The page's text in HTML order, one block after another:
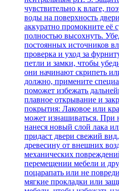
чувствительно к влаге,
воды на поверхность
аккуратно промокните её
полностью высохнуть.
постоянных источников
проверка и уход за
петли и замки, чтобы
они начинают скрипеть
должно, примените
поможет избежать
плавное открывание и
покрытия: Лаковое или
может изнашиваться. При
нанеся новый слой лака
придаст двери свежий
древесину от внешних
механических
перемещении мебели и
поцарапать или не
мягкие прокладки или